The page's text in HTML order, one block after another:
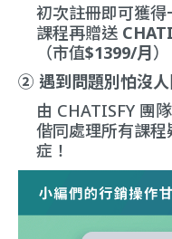
初次註冊即可獲得
課程再贈送
（市值$1399/月）
② 遇到問題別怕沒人
由 CHATISFY 團
偕同處理所有課
症！